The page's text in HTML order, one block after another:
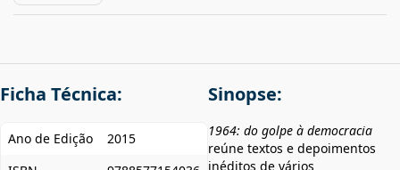
Ficha Técnica:
Ano de Edição
2015
Sinopse:
1964: do golpe à democracia
reúne textos e depoimentos
inéditos de vários